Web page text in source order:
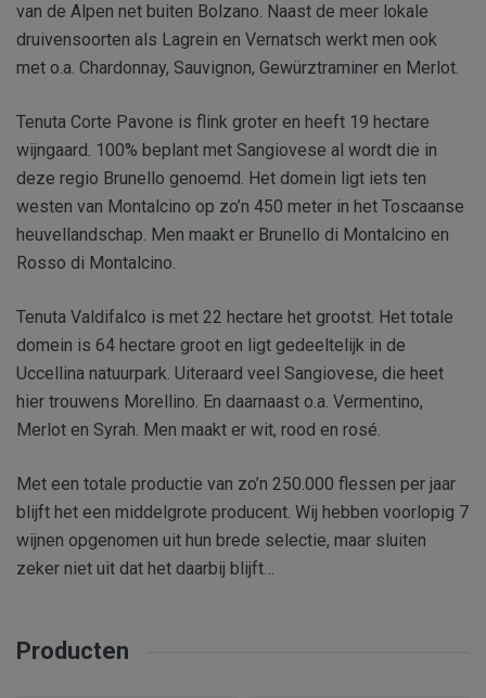
van de Alpen net buiten Bolzano. Naast de meer lokale
druivensoorten als Lagrein en Vernatsch werkt men ook
met o.a. Chardonnay, Sauvignon, Gewürztraminer en Merlot.
Tenuta Corte Pavone is flink groter en heeft 19 hectare
wijngaard. 100% beplant met Sangiovese al wordt die in
deze regio Brunello genoemd. Het domein ligt iets ten
westen van Montalcino op zo’n 450 meter in het Toscaanse
heuvellandschap. Men maakt er Brunello di Montalcino en
Rosso di Montalcino.
Tenuta Valdifalco is met 22 hectare het grootst. Het totale
domein is 64 hectare groot en ligt gedeeltelijk in de
Uccellina natuurpark. Uiteraard veel Sangiovese, die heet
hier trouwens Morellino. En daarnaast o.a. Vermentino,
Merlot en Syrah. Men maakt er wit, rood en rosé.
Met een totale productie van zo’n 250.000 flessen per jaar
blijft het een middelgrote producent. Wij hebben voorlopig 7
wijnen opgenomen uit hun brede selectie, maar sluiten
zeker niet uit dat het daarbij blijft…
Producten